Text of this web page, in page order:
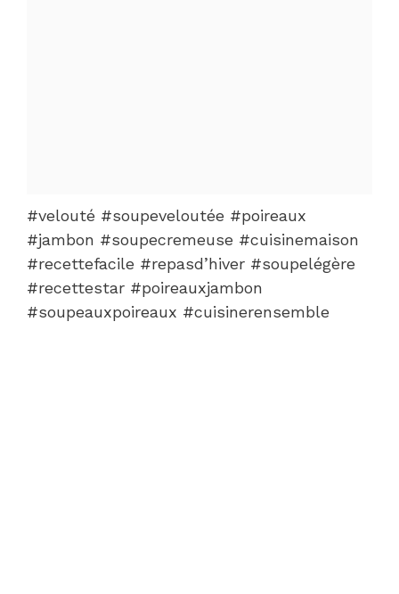
#velouté #soupeveloutée #poireaux
#jambon #soupecremeuse #cuisinemaison
#recettefacile #repasd’hiver #soupelégère
#recettestar #poireauxjambon
#soupeauxpoireaux #cuisinerensemble